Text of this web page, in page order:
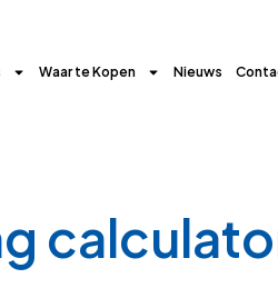
Waar te Kopen Nieuws